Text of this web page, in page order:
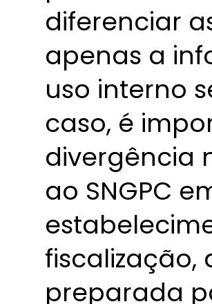
diferenciar
apenas a
uso interno
caso, é
divergência
ao SNGPC
preparada